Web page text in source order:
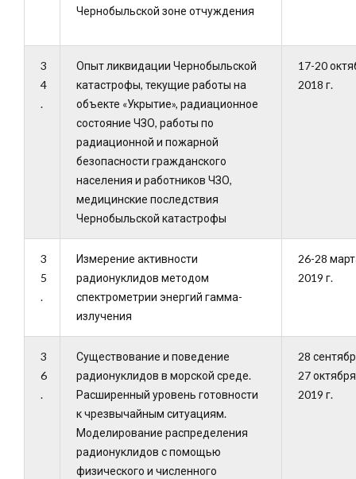
Чернобыльской зоне отчуждения
3
4
.
Опыт ликвидации Чернобыльской
катастрофы, текущие работы на
объекте «Укрытие», радиационное
состояние ЧЗО, работы по
радиационной и пожарной
безопасности гражданского
населения и работников ЧЗО,
медицинские последствия
Чернобыльской катастрофы
17-20
2018 г.
3
5
.
Измерение активности
радионуклидов методом
спектрометрии энергий гамма-
излучения
26-28
2019 г.
3
6
.
Существование и поведение
радионуклидов в морской среде.
Расширенный уровень готовности
к чрезвычайным ситуациям.
Моделирование распределения
радионуклидов с помощью
физического и численного
28
27 октября
2019 г.